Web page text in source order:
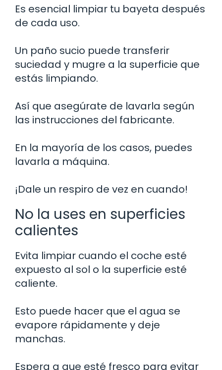
Es esencial limpiar tu bayeta después
de cada uso.
Un paño sucio puede transferir
suciedad y mugre a la superficie que
estás limpiando.
Así que asegúrate de lavarla según
las instrucciones del fabricante.
En la mayoría de los casos, puedes
lavarla a máquina.
¡Dale un respiro de vez en cuando!
No la uses en superficies
calientes
Evita limpiar cuando el coche esté
expuesto al sol o la superficie esté
caliente.
Esto puede hacer que el agua se
evapore rápidamente y deje
manchas.
Espera a que esté fresco para evitar